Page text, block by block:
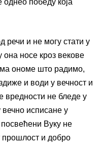
однео победу која
и не могу стати у
она носе кроз векове
ономе што радимо,
и води у вечност и
вредности не бледе у
вечно исписане у
Вуку не
прошлост и добро